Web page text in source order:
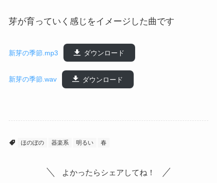
芽が育っていく感じをイメージした曲です
新芽の季節.mp3 ダウンロード
新芽の季節.wav ダウンロード
ほのぼの 器楽系 明るい 春
よかったらシェアしてね！